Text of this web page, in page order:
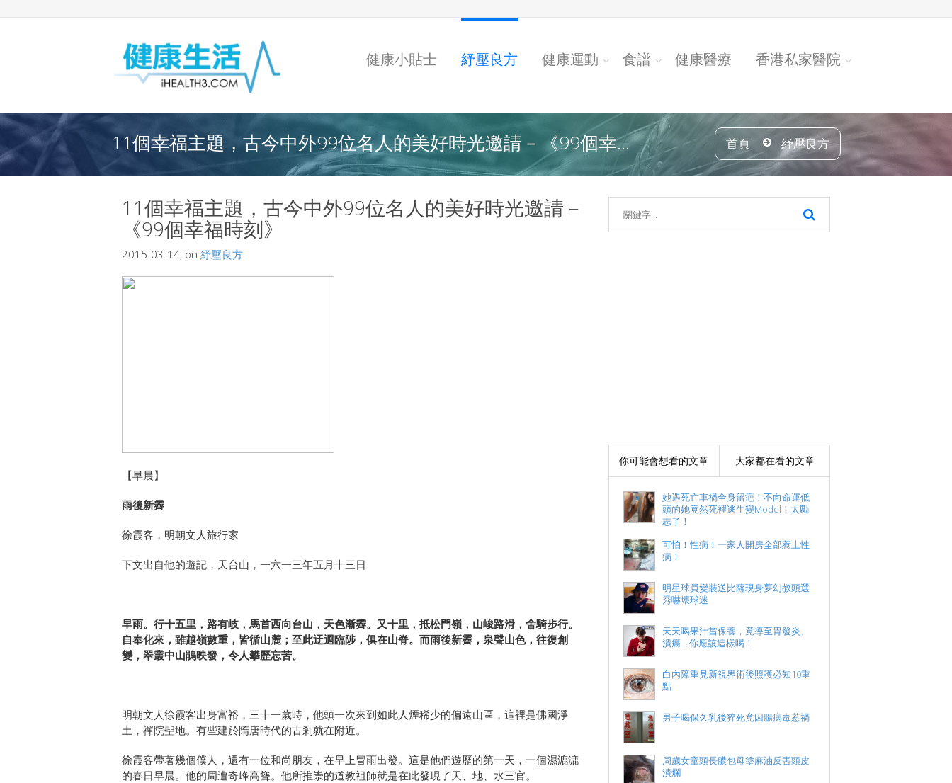
健康小貼士 紓壓良方 健康運動 食譜 健康醫療 香港私家醫院
11個幸福主題，古今中外99位名人的美好時光邀請－《99個幸... 首頁 紓壓良方
11個幸福主題，古今中外99位名人的美好時光邀請－
《99個幸福時刻》
2015-03-14, on 紓壓良方
【早晨】
雨後新霽
徐霞客，明朝文人旅行家
下文出自他的遊記，天台山，一六一三年五月十三日
早雨。行十五里，路有岐，馬首西向台山，天色漸霽。又十里， 抵松門嶺，山峻路滑，舍騎步行。
自奉化來，雖越嶺數重， 皆循山麓；至此迂迴臨陟，俱在山脊。而雨後新霽，泉聲山色， 往復創
變，翠叢中山鵑映發，令人攀歷忘苦。
明朝文人徐霞客出身富裕，三十一歲時， 他頭一次來到如此人煙稀少的偏遠山區，這裡是佛國淨
土， 禪院聖地。有些建於隋唐時代的古剎就在附近。
徐霞客帶著幾個僕人，還有一位和尚朋友，在早上冒雨出發。 這是他們遊歷的第一天，一個濕漉漉
的春日早晨。 他的周遭奇峰高聳。他所推崇的道教祖師就是在此發現了天、地、 水三官。
你可能會想看的文章 大家都在看的文章
她遇死亡車禍全身留疤！不向命運低
頭的她竟然死裡逃生變Model！太勵
志了！
可怕！性病！一家人開房全部惹上性
病！
明星球員變裝送比薩現身夢幻教頭選
秀嚇壞球迷
天天喝果汁當保養，竟導至胃發炎、
潰瘍....你應該這樣喝！
白內障重見新視界術後照護必知10重
點
男子喝保久乳後猝死竟因腸病毒惹禍
周歲女童頭長膿包母塗麻油反害頭皮
潰爛